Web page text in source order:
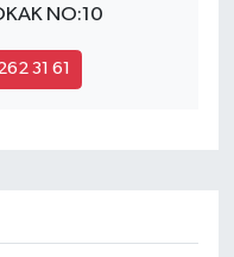
NO:10
31 61